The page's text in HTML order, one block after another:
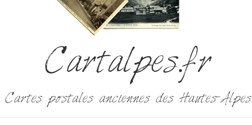
Cartalpes.fr
Cartes postales anciennes des Hautes-Alpes